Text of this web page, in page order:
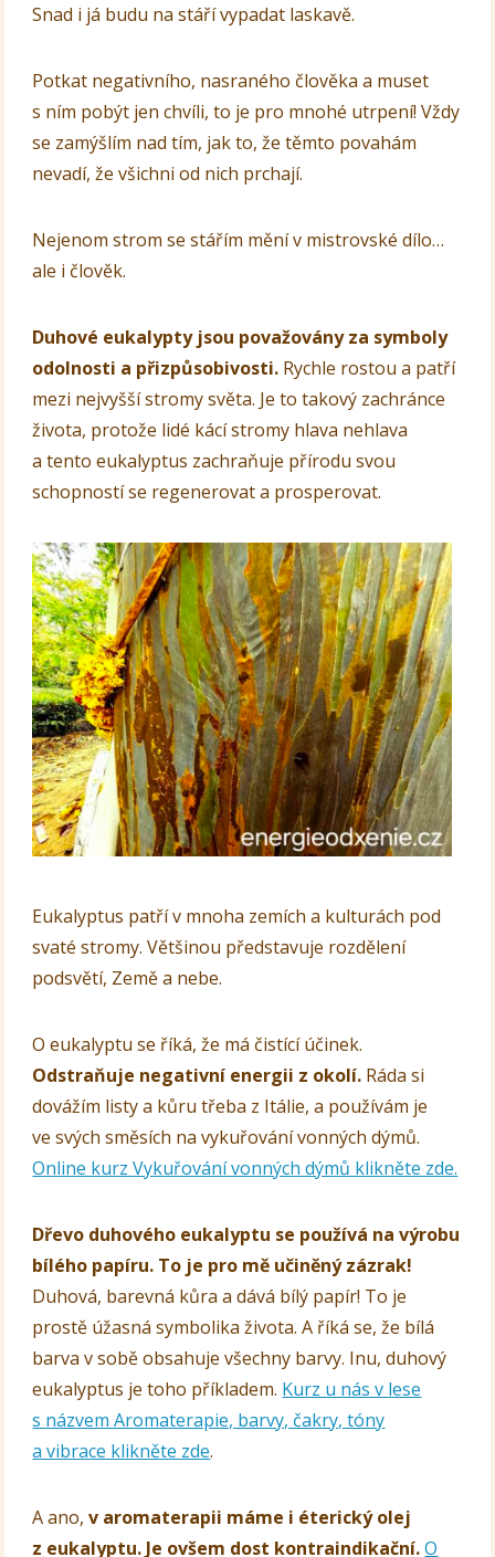
Snad i já budu na stáří vypadat laskavě.
Potkat negativního, nasraného člověka a muset
s ním pobýt jen chvíli, to je pro mnohé utrpení! Vždy
se zamýšlím nad tím, jak to, že těmto povahám
nevadí, že všichni od nich prchají.
Nejenom strom se stářím mění v mistrovské dílo…
ale i člověk.
Duhové eukalypty jsou považovány za symboly
odolnosti a přizpůsobivosti. Rychle rostou a patří
mezi nejvyšší stromy světa. Je to takový zachránce
života, protože lidé kácí stromy hlava nehlava
a tento eukalyptus zachraňuje přírodu svou
schopností se regenerovat a prosperovat.
Eukalyptus patří v mnoha zemích a kulturách pod
svaté stromy. Většinou představuje rozdělení
podsvětí, Země a nebe.
O eukalyptu se říká, že má čistící účinek.
Odstraňuje negativní energii z okolí. Ráda si
dovážím listy a kůru třeba z Itálie, a používám je
ve svých směsích na vykuřování vonných dýmů.
Online kurz Vykuřování vonných dýmů klikněte zde.
Dřevo duhového eukalyptu se používá na výrobu
bílého papíru. To je pro mě učiněný zázrak!
Duhová, barevná kůra a dává bílý papír! To je
prostě úžasná symbolika života. A říká se, že bílá
barva v sobě obsahuje všechny barvy. Inu, duhový
eukalyptus je toho příkladem. Kurz u nás v lese
s názvem Aromaterapie, barvy, čakry, tóny
a vibrace klikněte zde.
A ano,v aromaterapii máme i éterický olej
z eukalyptu. Je ovšem dost kontraindikační. O